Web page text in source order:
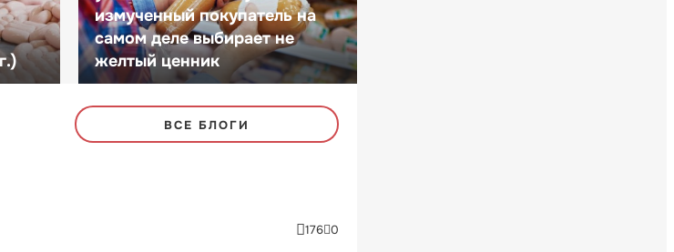
измученный покупатель на
самом деле выбирает не
желтый ценник
ВСЕ БЛОГИ
176 0